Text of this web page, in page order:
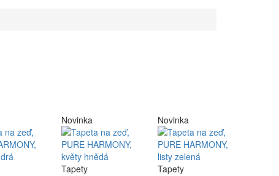
Novinka
Tapety
Novinka
Tapety